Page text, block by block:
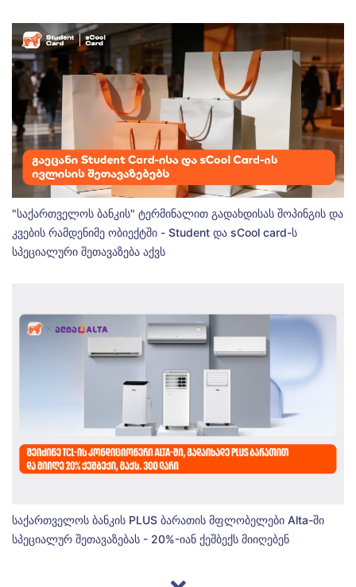
"საქართველოს ბანკის" ტერმინალით გადახდისას შოპინგის და
კვების რამდენიმე ობიექტში - Student და sCool card-ს
სპეციალური შეთავაზება აქვს
საქართველოს ბანკის PLUS ბარათის მფლობელები Alta-ში
სპეციალურ შეთავაზებას - 20%-იან ქეშბექს მიიღებენ